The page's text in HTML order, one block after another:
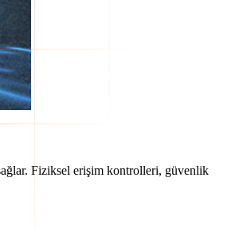
Fiziksel erişim kontrolleri, güvenlik